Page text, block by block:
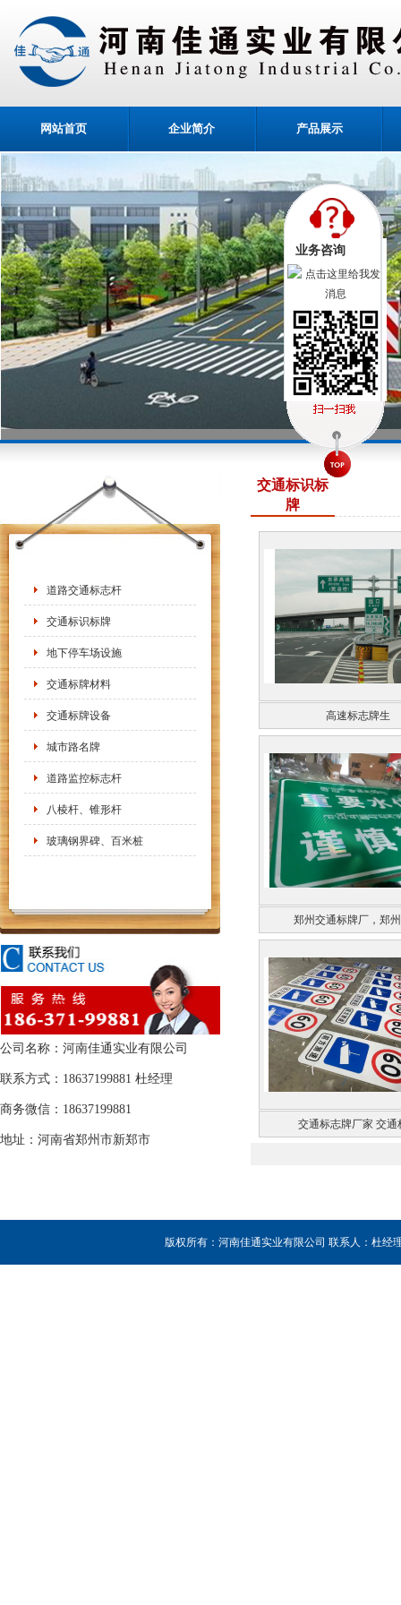
网站首页 企业简介 产品展示
道路交通标志杆
交通标识标牌
地下停车场设施
交通标牌材料
交通标牌设备
城市路名牌
道路监控标志杆
八棱杆、锥形杆
玻璃钢界碑、百米桩
公司名称：河南佳通实业有限公司
联系方式：18637199881 杜经理
商务微信：18637199881
地址：河南省郑州市新郑市
交通标识标
牌
高速标志牌生
郑州交通标牌厂，郑
交通标志牌厂家 交通
版权所有：河南佳通实业有限公司 联系人：杜经
业务咨询